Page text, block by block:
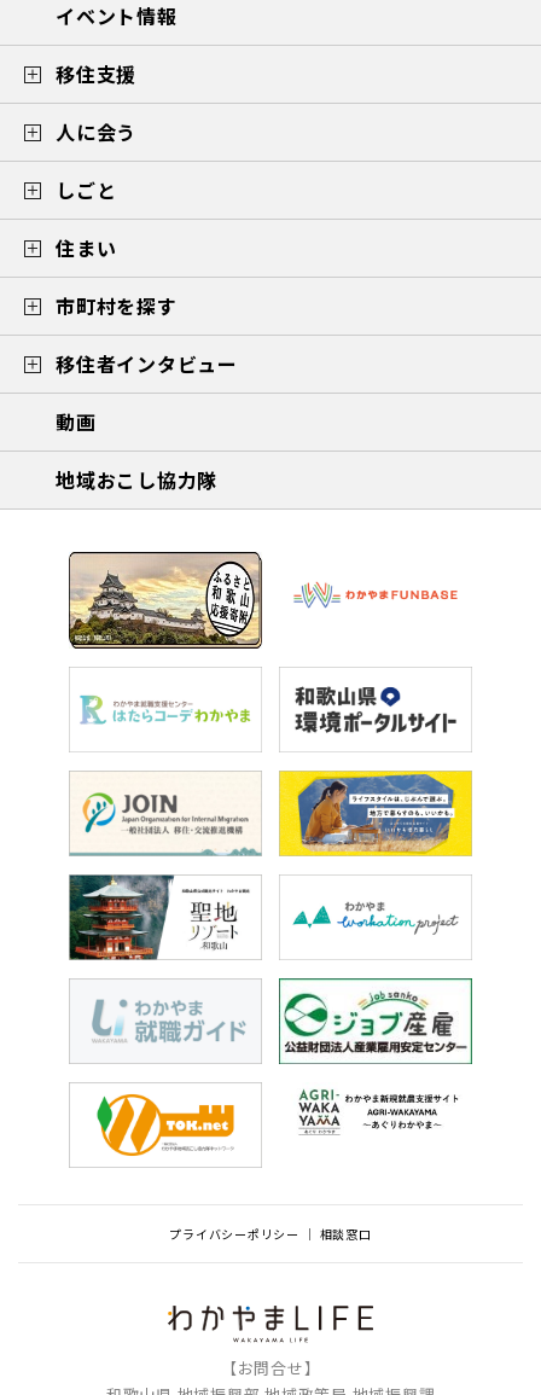
イベント情報
移住支援
人に会う
しごと
住まい
市町村を探す
移住者インタビュー
動画
地域おこし協力隊
プライバシーポリシー 相談窓口
【お問合せ】